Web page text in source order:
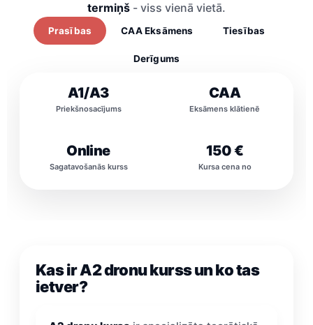
termiņš - viss vienā vietā.
Prasības CAA Eksāmens Tiesības
Derīgums
A1/A3
Priekšnosacījums
CAA
Eksāmens klātienē
Online
Sagatavošanās kurss
150 €
Kursa cena no
Kas ir A2 dronu kurss un ko tas
ietver?